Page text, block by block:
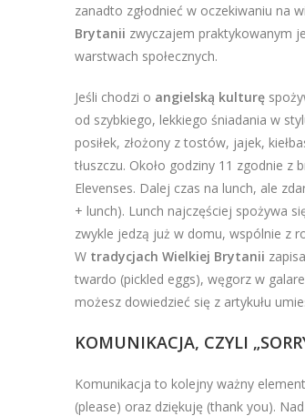
zanadto zgłodnieć w oczekiwaniu na
Brytanii zwyczajem praktykowanym
warstwach społecznych.
Jeśli chodzi o angielską kulturę
od szybkiego, lekkiego śniadania w
posiłek, złożony z tostów, jajek,
tłuszczu. Około godziny 11 zgodnie
Elevenses. Dalej czas na lunch, ale
+ lunch). Lunch najczęściej spożywa
zwykle jedzą już w domu, wspólnie z
W tradycjach Wielkiej Brytanii
twardo (pickled eggs), węgorz w
możesz dowiedzieć się z artykułu
KOMUNIKACJA, CZYLI
Komunikacja to kolejny ważny
(please) oraz dziękuję (thank you).